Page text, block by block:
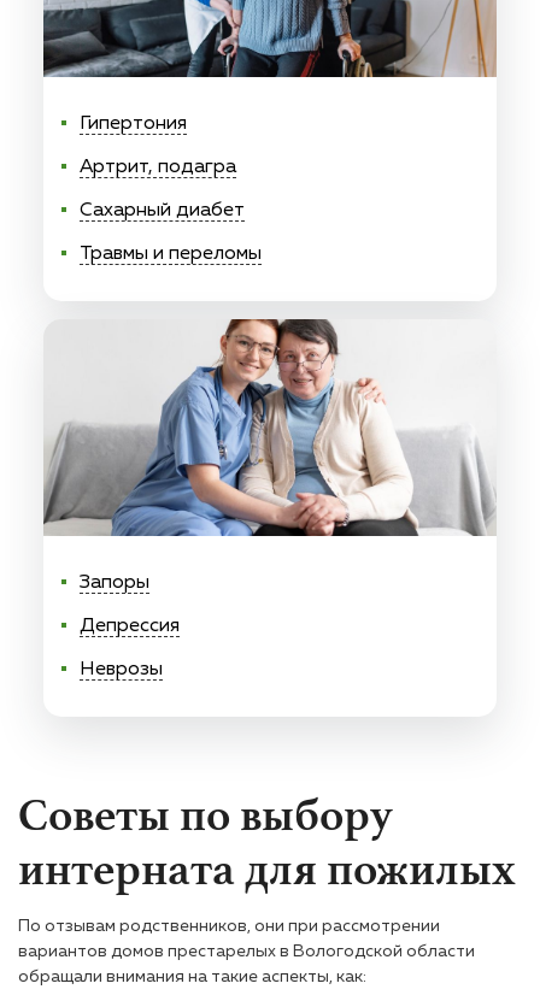
Гипертония
Артрит, подагра
Сахарный диабет
Травмы и переломы
Запоры
Депрессия
Неврозы
Советы по выбору
интерната для пожилых
По отзывам родственников, они при рассмотрении
вариантов домов престарелых в Вологодской области
обращали внимания на такие аспекты, как: